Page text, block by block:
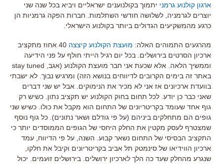
ארגון קולנוע גרמני יתמוך בקולנוענים ישראליים ויביא בכל שנה שני
יוצרים לגרמניה, לשלושה חודשי השתלמות. חברות הפקה גרמניות הן
כרגע מהמשקיעים הגדולים ביותר בקולנוע הישראלי.
מהרגעים התמוהים האלה: מועצת הקולנוע קיצצה
40 אחוז מתקציב
ארכיון הסרטים בירושלים. בכל יום רגיל הייתי חולף על פני הידיעה
וממשיך הלאה. אלא שכעת אני חבר מועצת הקולנוע (אגב, stay tuned
באתר זה בימים הקרובים לדיווחים בנושא הזה) ומרגיש נבוך. לא ישבתי
בוועדת ארכיונים אז אני לא מכיר את הנימוקים. אבל יש שני דברים
שאני כבר כן יודע. לכל תחום בחוק הקולנוע יש תקציב נתון. כשיש רק
גוף אחד שעומד בקריטריונים של התחום הוא מקבל את כולו. כשיש שני
גופים הם מתחלקים ביניהם (על פי גודלם ושאר נתונים). כל גוף נוסף
שמצטרף לעסק מקטין את החלק היחסי של הגופים הממוסדים יותר כי
התקציב הבסיסי של התחום נשאר קבוע. השנה, על פי הדיווח, עמד
ארכיון הווידיאו של סינמטק תל אביב בקריטריונים וקיבל את חלקו,
שנגרע מהחלק שעד כה הלך לארכיון ירושלים. בירושלים זועמים. יכול